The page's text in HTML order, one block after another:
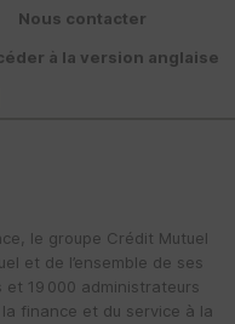
Nous contacter
à la version anglaise
le groupe Crédit Mutuel
et de l’ensemble de ses
19 000 administrateurs
finance et du service à la